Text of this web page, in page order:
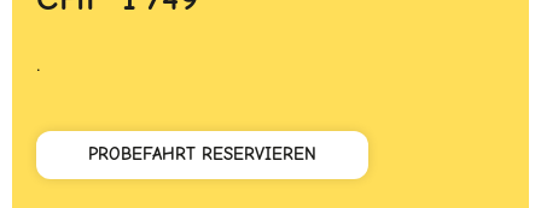
.
PROBEFAHRT RESERVIEREN